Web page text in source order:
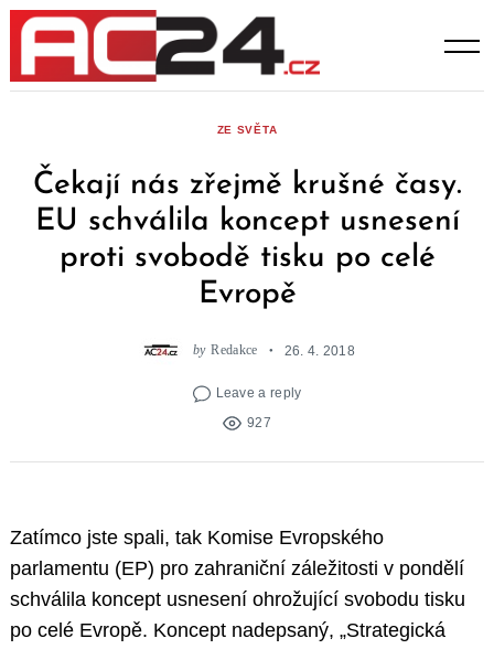
Skip
content
ZE SVĚTA
Čekají nás zřejmě krušné časy.
EU schválila koncept usnesení
proti svobodě tisku po celé
Evropě
by Redakce 26. 4. 2018
Leave a reply
927
Zatímco jste spali, tak Komise Evropského
parlamentu (EP) pro zahraniční záležitosti v pondělí
schválila koncept usnesení ohrožující svobodu tisku
po celé Evropě. Koncept nadepsaný, „Strategická